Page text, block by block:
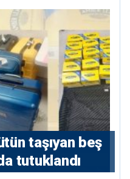
taşıyan beş
tutuklandı